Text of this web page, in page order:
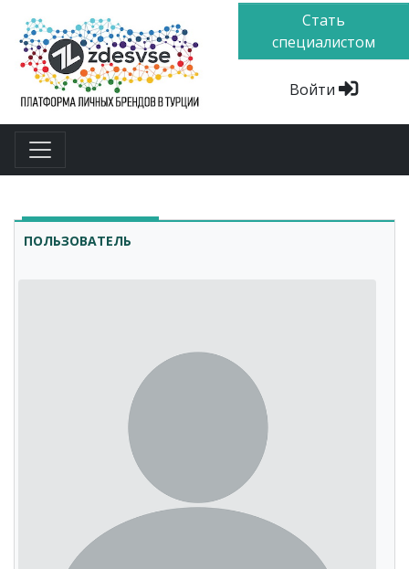
Стать
специалистом
Войти
ПОЛЬЗОВАТЕЛЬ